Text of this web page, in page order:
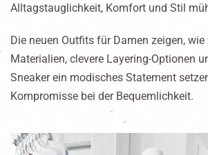
Alltagstauglichkeit, Komfort und Stil
Die neuen Outfits für Damen zeigen,
Materialien, clevere Layering-Optionen
Sneaker ein modisches Statement
Kompromisse bei der Bequemlichkeit.